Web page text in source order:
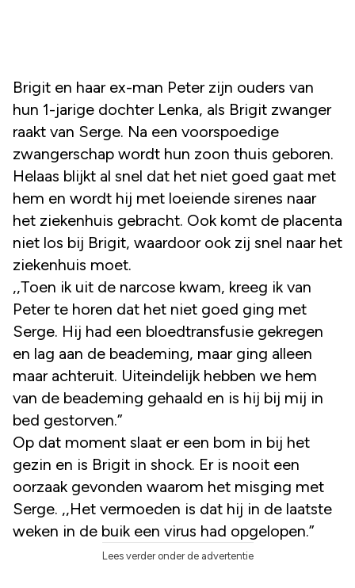
Brigit en haar ex-man Peter zijn ouders van
hun 1-jarige dochter Lenka, als Brigit zwanger
raakt van Serge. Na een voorspoedige
zwangerschap wordt hun zoon thuis geboren.
Helaas blijkt al snel dat het niet goed gaat met
hem en wordt hij met loeiende sirenes naar
het ziekenhuis gebracht. Ook komt de placenta
niet los bij Brigit, waardoor ook zij snel naar het
ziekenhuis moet.
,,Toen ik uit de narcose kwam, kreeg ik van
Peter te horen dat het niet goed ging met
Serge. Hij had een bloedtransfusie gekregen
en lag aan de beademing, maar ging alleen
maar achteruit. Uiteindelijk hebben we hem
van de beademing gehaald en is hij bij mij in
bed gestorven.”
Op dat moment slaat er een bom in bij het
gezin en is Brigit in shock. Er is nooit een
oorzaak gevonden waarom het misging met
Serge. ,,Het vermoeden is dat hij in de laatste
weken in de buik een virus had opgelopen.”
Lees verder onder de advertentie